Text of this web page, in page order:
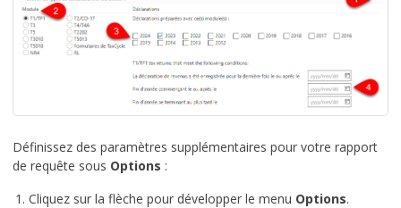
Définissez des paramètres supplémentaires pour votre rapport
de requête sous Options :
Cliquez sur la flèche pour développer le menu Options.